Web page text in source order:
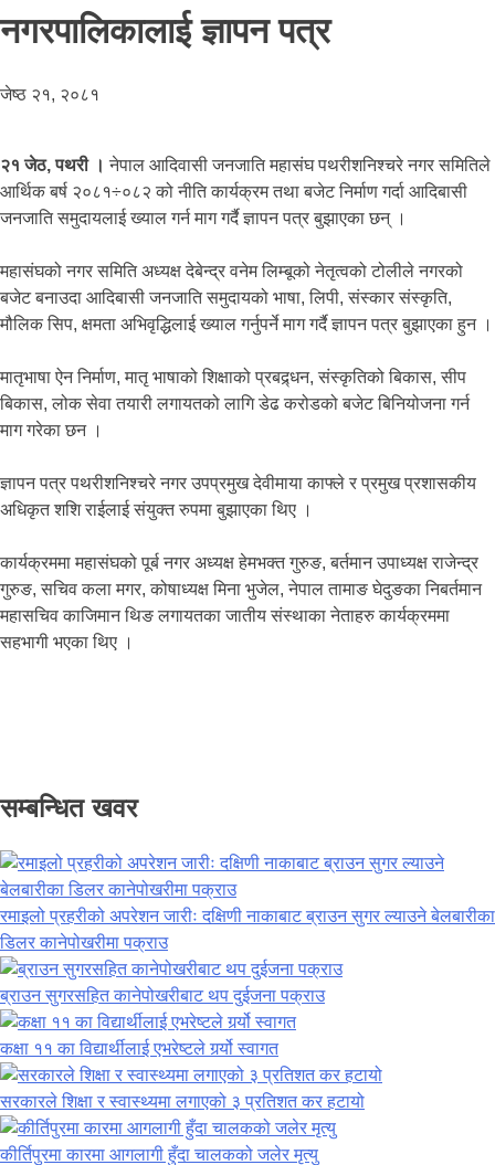
नगरपालिकालाई ज्ञापन पत्र
जेष्ठ २१, २०८१
२१ जेठ, पथरी । नेपाल आदिवासी जनजाति महासंघ पथरीशनिश्चरे नगर समितिले
आर्थिक बर्ष २०८१÷०८२ को नीति कार्यक्रम तथा बजेट निर्माण गर्दा आदिबासी
जनजाति समुदायलाई ख्याल गर्न माग गर्दै ज्ञापन पत्र बुझाएका छन् ।
महासंघको नगर समिति अध्यक्ष देबेन्द्र वनेम लिम्बूको नेतृत्वको टोलीले नगरको
बजेट बनाउदा आदिबासी जनजाति समुदायको भाषा, लिपी, संस्कार संस्कृति,
मौलिक सिप, क्षमता अभिवृद्धिलाई ख्याल गर्नुपर्ने माग गर्दै ज्ञापन पत्र बुझाएका हुन ।
मातृभाषा ऐन निर्माण, मातृ भाषाको शिक्षाको प्रबद्र्धन, संस्कृतिको बिकास, सीप
बिकास, लोक सेवा तयारी लगायतको लागि डेढ करोडको बजेट बिनियोजना गर्न
माग गरेका छन ।
ज्ञापन पत्र पथरीशनिश्चरे नगर उपप्रमुख देवीमाया काफ्ले र प्रमुख प्रशासकीय
अधिकृत शशि राईलाई संयुक्त रुपमा बुझाएका थिए ।
कार्यक्रममा महासंघको पूर्ब नगर अध्यक्ष हेमभक्त गुरुङ, बर्तमान उपाध्यक्ष राजेन्द्र
गुरुङ, सचिव कला मगर, कोषाध्यक्ष मिना भुजेल, नेपाल तामाङ घेदुङका निबर्तमान
महासचिव काजिमान थिङ लगायतका जातीय संस्थाका नेताहरु कार्यक्रममा
सहभागी भएका थिए ।
सम्बन्धित खवर
रमाइलो प्रहरीको अपरेशन जारीः दक्षिणी नाकाबाट ब्राउन सुगर ल्याउने बेलबारीका
डिलर कानेपोखरीमा पक्राउ
ब्राउन सुगरसहित कानेपोखरीबाट थप दुईजना पक्राउ
कक्षा ११ का विद्यार्थीलाई एभरेष्टले गर्र्यो स्वागत
सरकारले शिक्षा र स्वास्थ्यमा लगाएको ३ प्रतिशत कर हटायो
कीर्तिपुरमा कारमा आगलागी हुँदा चालकको जलेर मृत्यु